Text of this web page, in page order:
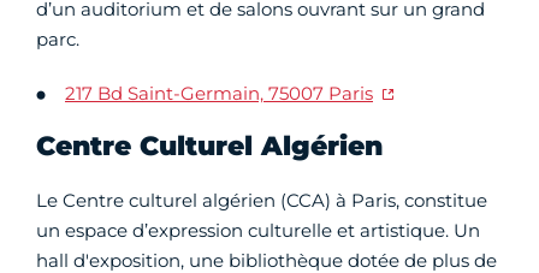
d’un auditorium et de salons ouvrant sur un grand
parc.
217 Bd Saint-Germain, 75007 Paris
Centre Culturel Algérien
Le Centre culturel algérien (CCA) à Paris, constitue
un espace d’expression culturelle et artistique. Un
hall d'exposition, une bibliothèque dotée de plus de